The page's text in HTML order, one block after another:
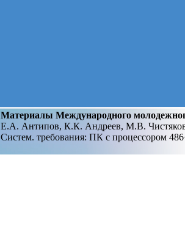
Материалы Международного
Е.А. Антипов, К.К. Андреев, М.В.
Систем. требования: ПК с процессором